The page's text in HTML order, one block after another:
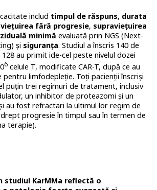
includ timpul de răspuns, durata
fără progresie, supraviețuirea
minimă evaluată prin NGS (Next-
și siguranța. Studiul a înscris 140 de
au primit ide-cel peste nivelul dozei
6celule T, modificate CAR-T, după ce au
limfodepleție. Toți pacienții înscriși
puțin trei regimuri de tratament, inclusiv
un inhibitor de proteazomi și un
au fost refractari la ultimul lor regim de
progresie în timpul sau în termen de
terapie).
studiul KarMMa reflectă o